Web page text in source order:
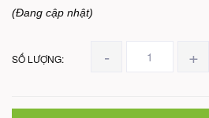
(Đang cập nhật)
SỐ LƯỢNG: - +